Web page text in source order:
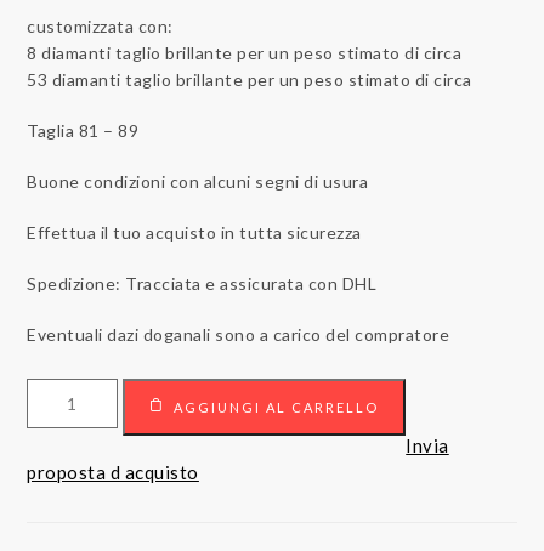
customizzata con:
8 diamanti taglio brillante per un peso stimato di circa
53 diamanti taglio brillante per un peso stimato di circa
Taglia 81 – 89
Buone condizioni con alcuni segni di usura
Effettua il tuo acquisto in tutta sicurezza
Spedizione: Tracciata e assicurata con DHL
Eventuali dazi doganali sono a carico del compratore
Cartier
AGGIUNGI AL CARRELLO
Invia
proposta d acquisto